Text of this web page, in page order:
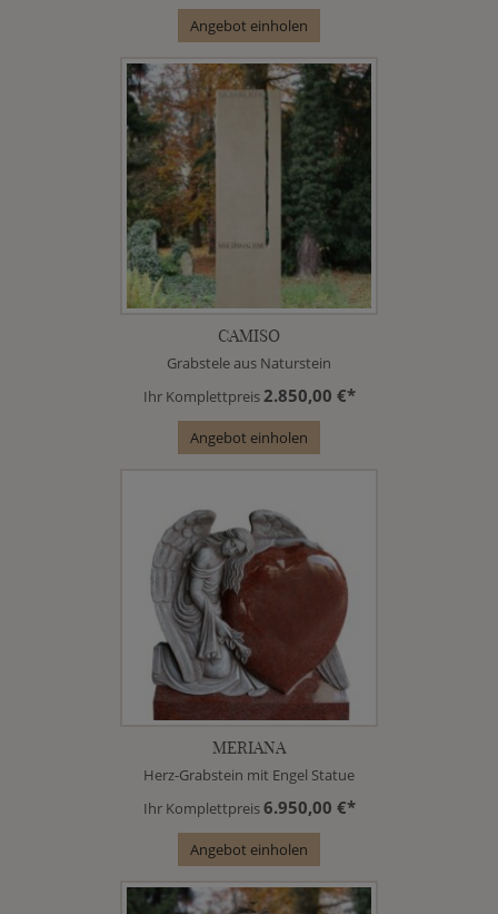
Angebot einholen
CAMISO
Grabstele aus Naturstein
Ihr Komplettpreis2.850,00 €*
Angebot einholen
MERIANA
Herz-Grabstein mit Engel Statue
Ihr Komplettpreis6.950,00 €*
Angebot einholen